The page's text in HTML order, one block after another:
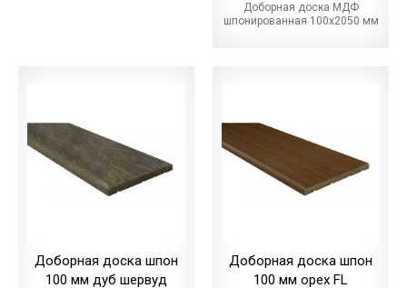
Доборная доска МДФ
шпонированная 100х2050 мм
Доборная доска шпон
100 мм дуб шервуд
Доборная доска шпон
100 мм орех FL